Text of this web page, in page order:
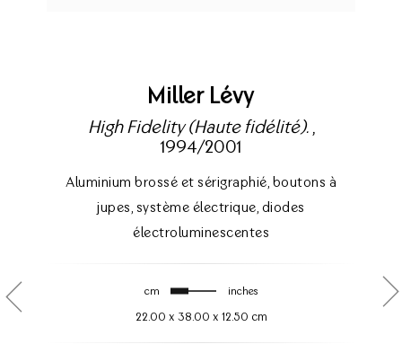
Miller Lévy
High Fidelity (Haute fidélité).,
1994/2001
Aluminium brossé et sérigraphié, boutons à
jupes, système électrique, diodes
électroluminescentes
cm inches
22.00 x 38.00 x 12.50 cm